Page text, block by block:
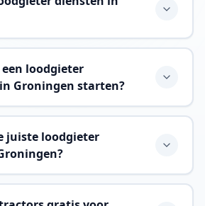
loodgieter
Groningen starten?
juiste loodgieter